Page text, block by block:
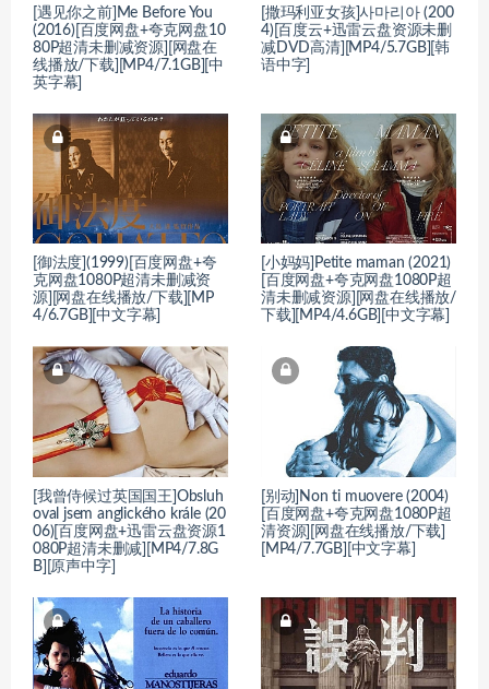
[遇见你之前]Me Before You
(2016)[百度网盘+夸克网盘10
80P超清未删减资源][网盘在
线播放/下载][MP4/7.1GB][中
英字幕]
[撒玛利亚女孩]사마리아 (200
4)[百度云+迅雷云盘资源未删
减DVD高清][MP4/5.7GB][韩
语中字]
[御法度](1999)[百度网盘+夸
克网盘1080P超清未删减资
源][网盘在线播放/下载][MP
4/6.7GB][中文字幕]
[小妈妈]Petite maman (2021)
[百度网盘+夸克网盘1080P超
清未删减资源][网盘在线播放/
下载][MP4/4.6GB][中文字幕]
[我曾侍候过英国国王]Obsluh
oval jsem anglického krále (20
06)[百度网盘+迅雷云盘资源1
080P超清未删减][MP4/7.8G
B][原声中字]
[别动]Non ti muovere (2004)
[百度网盘+夸克网盘1080P超
清资源][网盘在线播放/下载]
[MP4/7.7GB][中文字幕]